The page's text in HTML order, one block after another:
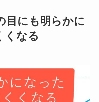
目にも明らかに
くなる